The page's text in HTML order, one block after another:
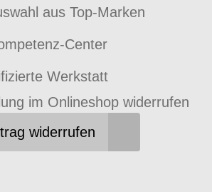
aus Top-Marken
Center
Werkstatt
im Onlineshop widerrufen
widerrufen